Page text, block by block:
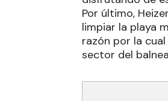
Por último,
limpiar la playa
razón por la
sector del